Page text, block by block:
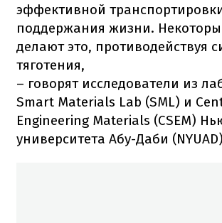
эффективной
поддержания жизни.
делают это, противодействуя
тяготения,
– говорят исследователи из
Smart Materials Lab (SML) и
Engineering Materials (CSEM)
университета Абу-Даби